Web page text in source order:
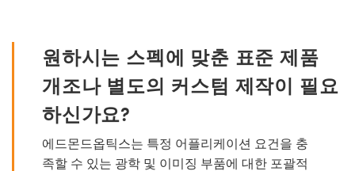
원하시는 스펙에 맞춘 표준 제품
개조나 별도의 커스텀 제작이 필요
하신가요?
에드몬드옵틱스는 특정 어플리케이션 요건을 충
족할 수 있는 광학 및 이미징 부품에 대한 포괄적